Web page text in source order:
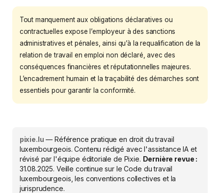
Tout manquement aux obligations déclaratives ou
contractuelles expose l’employeur à des sanctions
administratives et pénales, ainsi qu’à la requalification de la
relation de travail en emploi non déclaré, avec des
conséquences financières et réputationnelles majeures.
L’encadrement humain et la traçabilité des démarches sont
essentiels pour garantir la conformité.
pixie.lu — Référence pratique en droit du travail
luxembourgeois. Contenu rédigé avec l'assistance IA et
révisé par l'équipe éditoriale de Pixie. Dernière revue :
31.08.2025. Veille continue sur le Code du travail
luxembourgeois, les conventions collectives et la
jurisprudence.